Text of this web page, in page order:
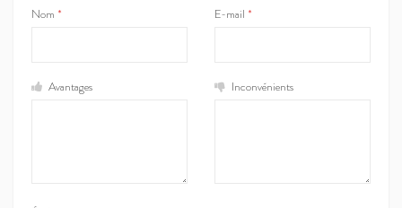
Nom * E-mail *
Avantages Inconvénients